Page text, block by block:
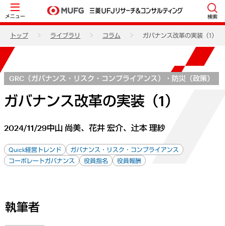
メニュー 検索
トップ ライブラリ コラム ガバナンス改革の実装（1）
GRC（ガバナンス・リスク・コンプライアンス）・防災（政策）
ガバナンス改革の実装（1）
2024/11/29中山 尚美、花井 宏介、辻本 理紗
Quick経営トレンド
ガバナンス・リスク・コンプライアンス
コーポレートガバナンス
役員指名 役員報酬
執筆者